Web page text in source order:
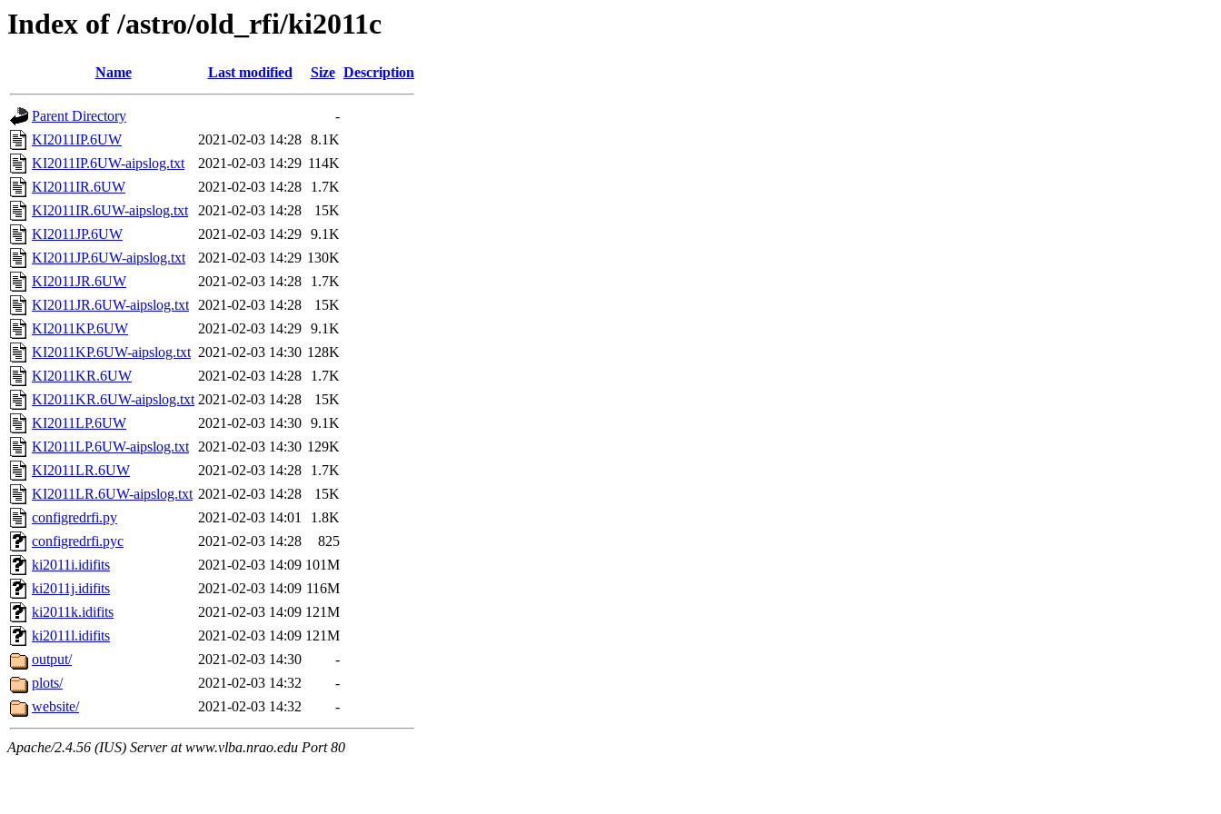
Index of /astro/old_rfi/ki2011c
Name Last modified Size Description
Parent Directory
-
KI2011IP.6UW
2021-02-03 14:28 8.1K
KI2011IP.6UW-aipslog.txt
2021-02-03 14:29 114K
KI2011IR.6UW
2021-02-03 14:28
1.7K
KI2011IR.6UW-aipslog.txt
2021-02-03 14:28
15K
KI2011JP.6UW
2021-02-03 14:29 9.1K
KI2011JP.6UW-aipslog.txt
2021-02-03 14:29 130K
KI2011JR.6UW
2021-02-03 14:28
1.7K
KI2011JR.6UW-aipslog.txt 2021-02-03 14:28
15K
KI2011KP.6UW
2021-02-03 14:29 9.1K
KI2011KP.6UW-aipslog.txt 2021-02-03 14:30 128K
KI2011KR.6UW
2021-02-03 14:28
1.7K
KI2011KR.6UW-aipslog.txt 2021-02-03 14:28
15K
KI2011LP.6UW
2021-02-03 14:30 9.1K
KI2011LP.6UW-aipslog.txt 2021-02-03 14:30 129K
KI2011LR.6UW
2021-02-03 14:28
1.7K
KI2011LR.6UW-aipslog.txt 2021-02-03 14:28
15K
configredrfi.py
2021-02-03 14:01
1.8K
configredrfi.pyc
2021-02-03 14:28
825
ki2011i.idifits
2021-02-03 14:09 101M
ki2011j.idifits
2021-02-03 14:09 116M
ki2011k.idifits
2021-02-03 14:09 121M
ki2011l.idifits
2021-02-03 14:09 121M
output/
2021-02-03 14:30
-
plots/
2021-02-03 14:32
-
website/
2021-02-03 14:32 -
Apache/2.4.56 (IUS) Server at www.vlba.nrao.edu Port 80